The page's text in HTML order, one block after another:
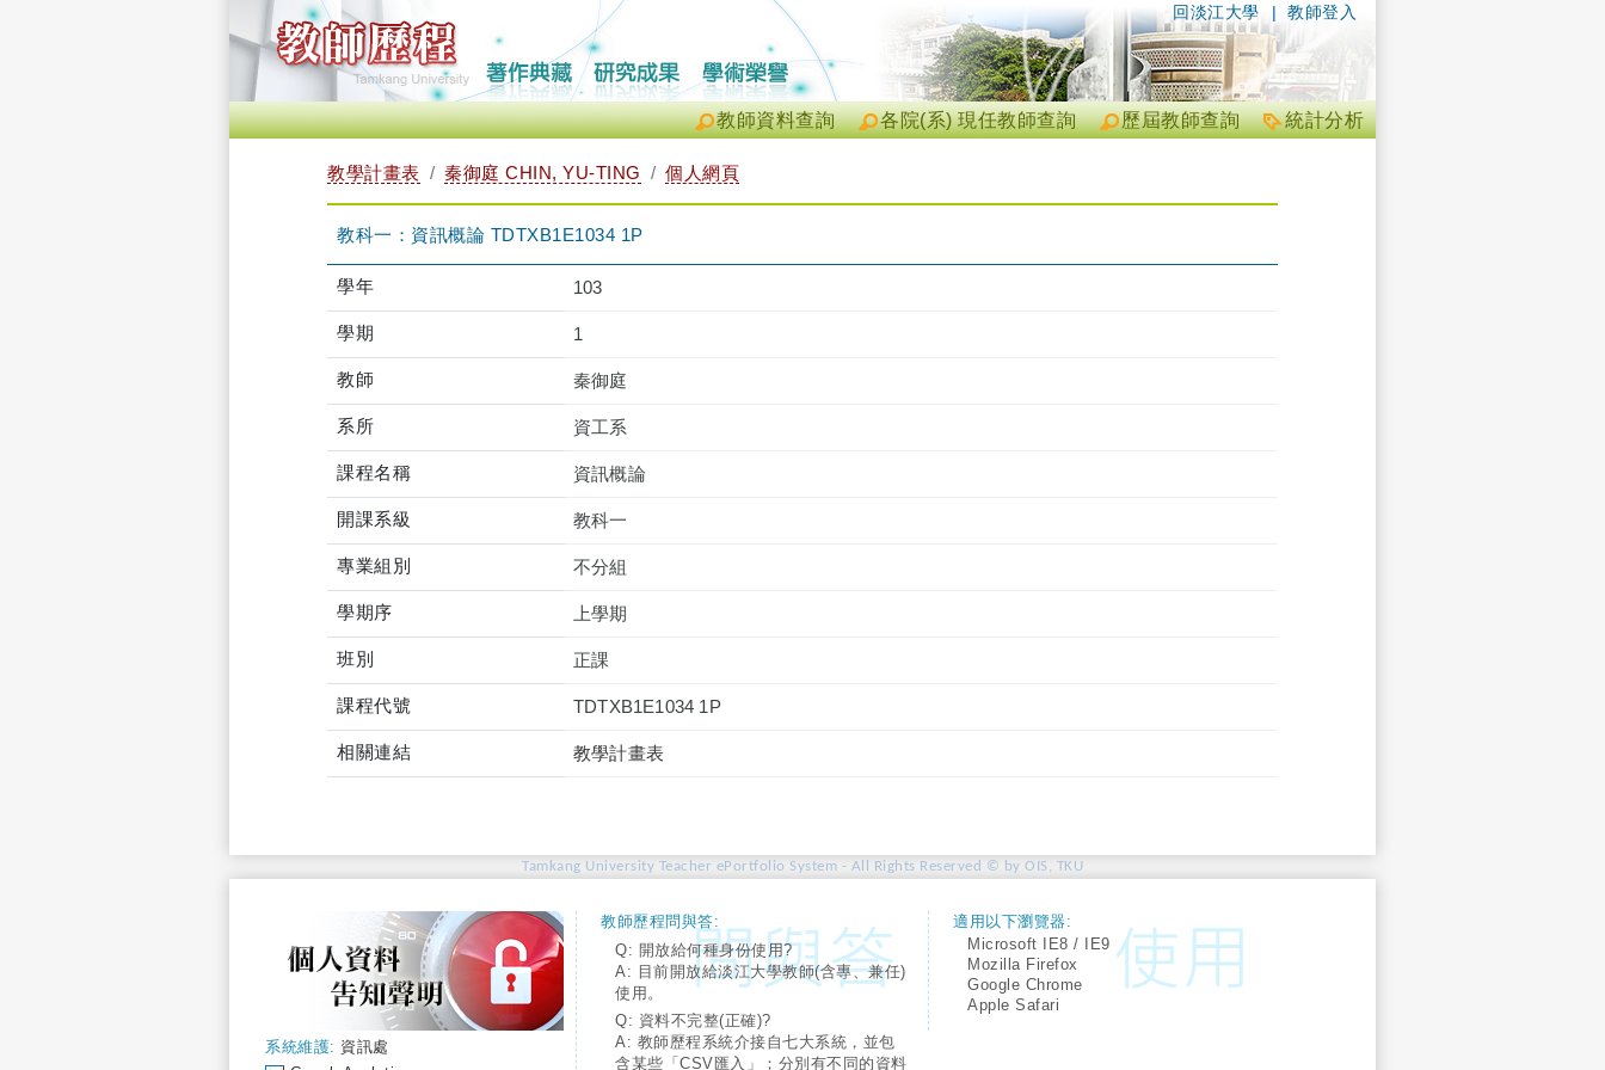
| 教師登入
回淡江大學
統計分析
歷屆教師查詢
各院(系) 現任教師查詢
教師資料查詢
教學計畫表 秦御庭 CHIN, YU-TING 個人網頁
教科一：資訊概論 TDTXB1E1034 1P
學年 103
學期 1
教師 秦御庭
系所 資工系
課程名稱 資訊概論
開課系級 教科一
專業組別 不分組
學期序 上學期
班別 正課
課程代號 TDTXB1E1034 1P
相關連結 教學計畫表
Tamkang University Teacher ePortfolio System - All Rights Reserved © by OIS, TKU
系統維護: 資訊處
教師歷程問與答:
Q: 開放給何種身份使用?
A: 目前開放給淡江大學教師(含專、兼任)
使用。
Q: 資料不完整(正確)?
A: 教師歷程系統介接自七大系統，並包
含某些「CSV匯入」；分別有不同的資料
適用以下瀏覽器:
Microsoft IE8 / IE9
Mozilla Firefox
Google Chrome
Apple Safari